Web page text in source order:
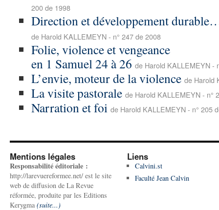
200 de 1998
Direction et développement
de Harold KALLEMEYN - n° 247 de 2008
Folie, violence et vengeance
en 1 Samuel 24 à 26 de Harold KALLEMEYN -
L’envie, moteur de la violence de Harold
La visite pastorale de Harold KALLEMEYN - n°
Narration et foi de Harold KALLEMEYN - n° 205
Mentions légales
Responsabilité éditoriale :
http://larevuereformee.net/ est le site
web de diffusion de La Revue
réformée, produite par les Editions
Kerygma (suite...)
Liens
Calvini.st
Faculté Jean Calvin